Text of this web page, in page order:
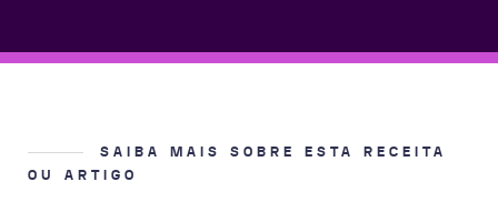
SAIBA MAIS SOBRE ESTA RECEITA
OU ARTIGO